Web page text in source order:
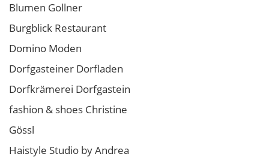
Blumen Gollner
Burgblick Restaurant
Domino Moden
Dorfgasteiner Dorfladen
Dorfkrämerei Dorfgastein
fashion & shoes Christine
Gössl
Haistyle Studio by Andrea